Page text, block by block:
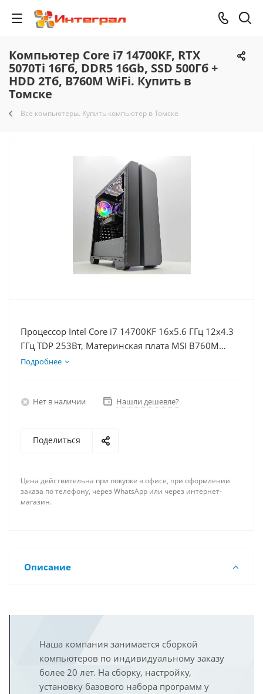
Компьютер Core i7 14700KF, RTX
5070Ti 16Гб, DDR5 16Gb, SSD 500Гб +
HDD 2Тб, B760M WiFi. Купить в
Томске
Все компьютеры. Купить компьютер в Томске
Процессор Intel Core i7 14700KF 16x5.6 ГГц 12x4.3
ГГц TDP 253Вт, Материнская плата MSI B760M
BOMBER WIFI D5, Видеокарта RTX 5070Ti 16Гб,
Подробнее
Нет в наличии Нашли дешевле?
Поделиться
Цена действительна при покупке в офисе, при оформлении
заказа по телефону, через WhatsApp или через интернет-
магазин.
Описание
Наша компания занимается сборкой
компьютеров по индивидуальному заказу
более 20 лет. На сборку, настройку,
установку базового набора программ у